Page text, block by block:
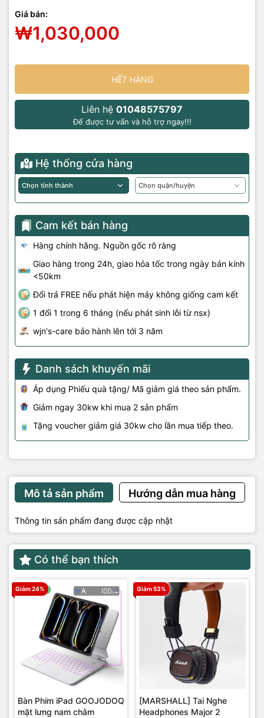
Giá bán:
₩1,030,000
HẾT HÀNG
Liên hệ 01048575797
Để được tư vấn và hỗ trợ ngay!!!
Hệ thống cửa hàng
Cam kết bán hàng
Hàng chính hãng. Nguồn gốc rõ ràng
Giao hàng trong 24h, giao hỏa tốc trong ngày bán kính
<50km
Đổi trả FREE nếu phát hiện máy không giống cam kết
1 đổi 1 trong 6 tháng (nếu phát sinh lỗi từ nsx)
wjn's-care bảo hành lên tới 3 năm
Danh sách khuyến mãi
Áp dụng Phiếu quà tặng/ Mã giảm giá theo sản phẩm.
Giảm ngay 30kw khi mua 2 sản phẩm
Tặng voucher giảm giá 30kw cho lần mua tiếp theo.
Mô tả sản phẩm Hướng dẫn mua hàng
Thông tin sản phẩm đang được cập nhật
Có thể bạn thích
Giảm 24%
Bàn Phím iPad GOOJODOQ
mặt lưng nam châm
Giảm 53%
[MARSHALL] Tai Nghe
Headphones Major 2